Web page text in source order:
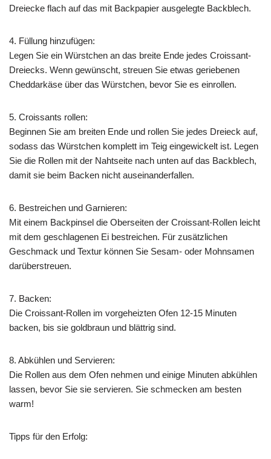
Dreiecke flach auf das mit Backpapier ausgelegte Backblech.
4. Füllung hinzufügen:
Legen Sie ein Würstchen an das breite Ende jedes Croissant-
Dreiecks. Wenn gewünscht, streuen Sie etwas geriebenen
Cheddarkäse über das Würstchen, bevor Sie es einrollen.
5. Croissants rollen:
Beginnen Sie am breiten Ende und rollen Sie jedes Dreieck auf,
sodass das Würstchen komplett im Teig eingewickelt ist. Legen
Sie die Rollen mit der Nahtseite nach unten auf das Backblech,
damit sie beim Backen nicht auseinanderfallen.
6. Bestreichen und Garnieren:
Mit einem Backpinsel die Oberseiten der Croissant-Rollen leicht
mit dem geschlagenen Ei bestreichen. Für zusätzlichen
Geschmack und Textur können Sie Sesam- oder Mohnsamen
darüberstreuen.
7. Backen:
Die Croissant-Rollen im vorgeheizten Ofen 12-15 Minuten
backen, bis sie goldbraun und blättrig sind.
8. Abkühlen und Servieren:
Die Rollen aus dem Ofen nehmen und einige Minuten abkühlen
lassen, bevor Sie sie servieren. Sie schmecken am besten
warm!
Tipps für den Erfolg: